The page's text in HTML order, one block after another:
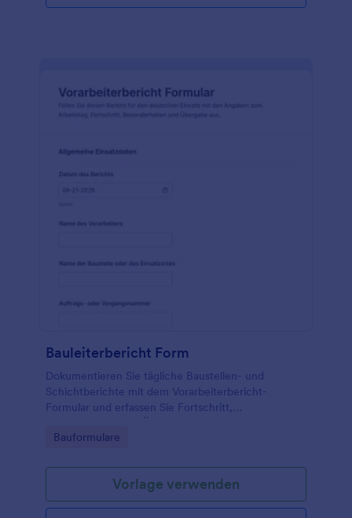
Bauleiterbericht Form
Dokumentieren Sie tägliche Baustellen- und
Schichtberichte mit dem Vorarbeiterbericht-
Formular und erfassen Sie Fortschritt,
Vorkommnisse und Übergaben für Bauleitung,
Projektteams und Dienstleister mit Jotform.
Go to Category:
Bauformulare
Vorlage verwenden